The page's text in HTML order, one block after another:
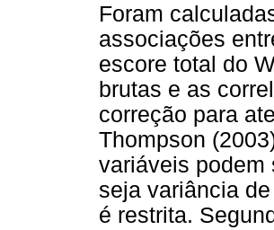
Foram
associações
escore total do
brutas e as
correção para
Thompson
variáveis podem
seja variância
é restrita.